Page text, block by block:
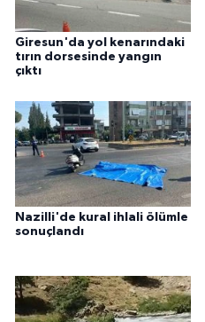
Giresun'da yol kenarındaki
tırın dorsesinde yangın
çıktı
Nazilli'de kural ihlali ölümle
sonuçlandı